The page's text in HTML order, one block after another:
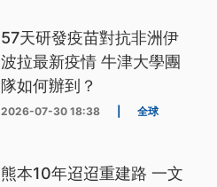
57天研發疫苗對抗非洲伊
波拉最新疫情 牛津大學團
隊如何辦到？
2026-07-30 18:38 全球
熊本10年迢迢重建路 一文